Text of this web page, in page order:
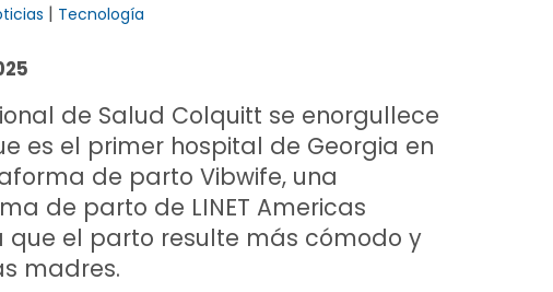
| Tecnología
de Salud Colquitt se enorgullece
es el primer hospital de Georgia en
de parto Vibwife, una
de parto de LINET Americas
el parto resulte más cómodo y
madres.